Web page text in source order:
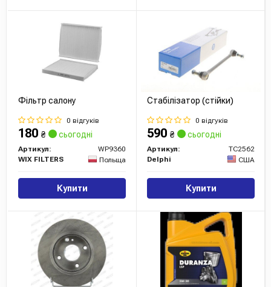
https://www.ferodo.com/
Фільтр салону
0 відгуків
180 ₴ сьогодні
Артикул:
WP9360
WIX FILTERS
Польща
Купити
Стабілізатор (стійки)
0 відгуків
590 ₴ сьогодні
Артикул:
TC2562
Delphi
США
Купити